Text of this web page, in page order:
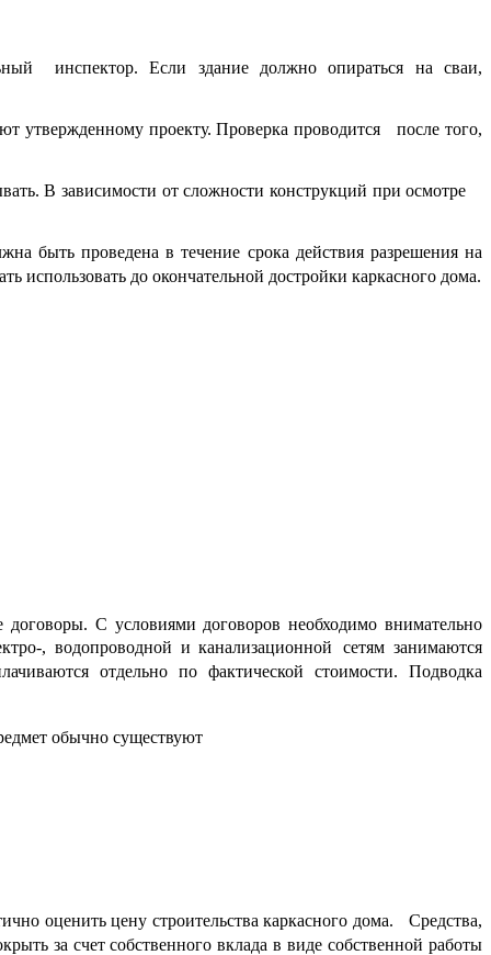
инспектор. Если здание должно опираться на сваи,
утвержденному проекту. Проверка проводится после того,
В зависимости от сложности конструкций при осмотре
быть проведена в течение срока действия разрешения на
использовать до окончательной достройки каркасного дома.
договоры. С условиями договоров необходимо внимательно
, водопроводной и канализационной сетям занимаются
отдельно по фактической стоимости. Подводка
обычно существуют
оценить цену строительства каркасного дома. Средства,
за счет собственного вклада в виде собственной работы